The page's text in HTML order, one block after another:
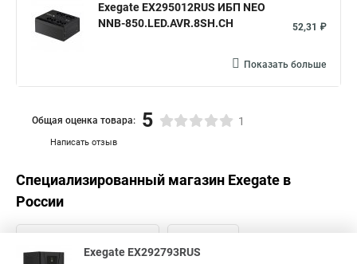
Exegate EX295012RUS ИБП NEO
NNB-850.LED.AVR.8SH.CH
52,31 ₽
Показать больше
Написать отзыв
Общая оценка товара: 5 1
Специализированный магазин Exegate в
России
Exegate EX292793RUS